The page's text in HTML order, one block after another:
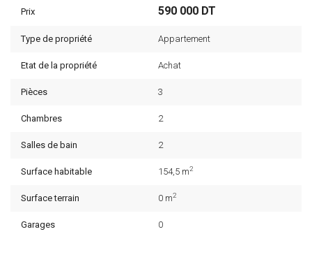
Prix 590 000 DT
Type de propriété Appartement
Etat de la propriété Achat
Pièces 3
Chambres 2
Salles de bain 2
Surface habitable 154,5 m2
Surface terrain 0 m2
Garages 0